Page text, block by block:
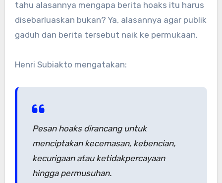
tahu alasannya mengapa berita hoaks itu harus
disebarluaskan bukan? Ya, alasannya agar publik
gaduh dan berita tersebut naik ke permukaan.
Henri Subiakto mengatakan:
Pesan hoaks dirancang untuk
menciptakan kecemasan, kebencian,
kecurigaan atau ketidakpercayaan
hingga permusuhan.